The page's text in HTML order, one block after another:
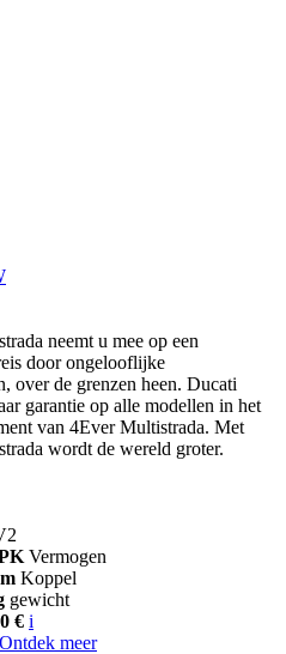
neemt u mee op een
door ongelooflijke
over de grenzen heen. Ducati
garantie op alle modellen in het
van 4Ever Multistrada. Met
wordt de wereld groter.
Vermogen
Koppel
gewicht
€ i
Ontdek meer